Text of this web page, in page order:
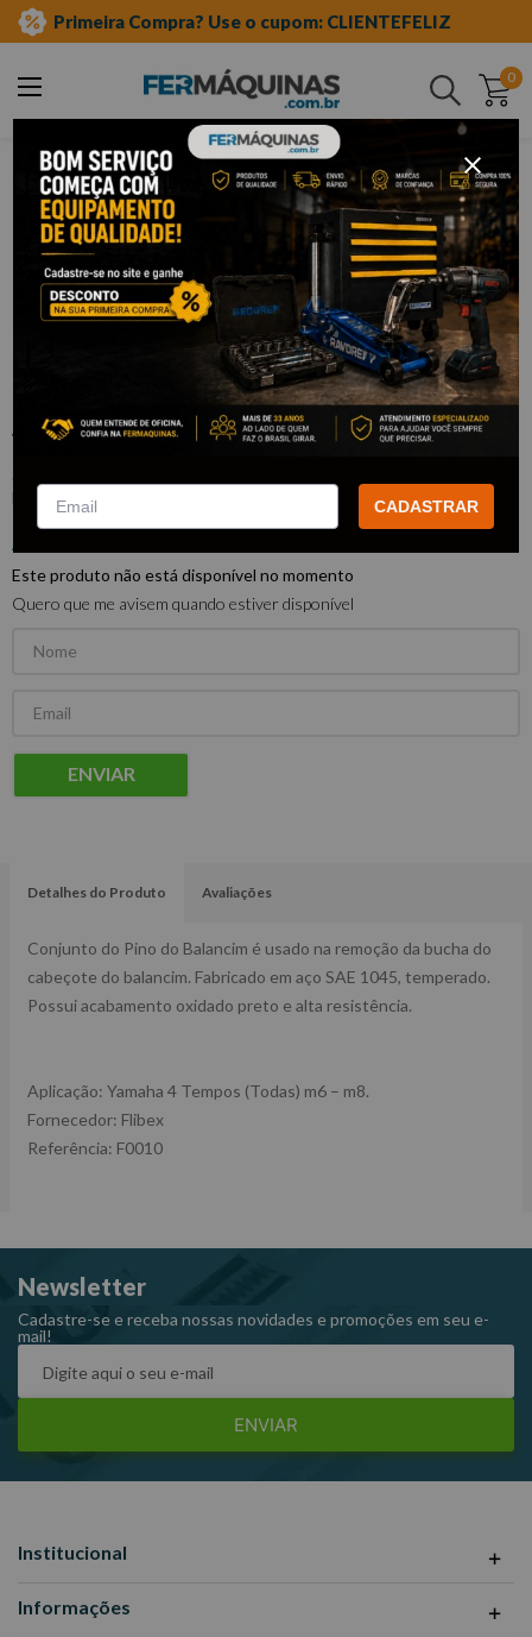
Primeira Compra? Use o cupom: CLIENTEFELIZ
0
Buscar
ferramentas automotivas especiais moto
Conjunto do Pino do Balancim Yamaha
4 Tempos (Todas) - FLIBEX INATIVO
FLIBEX
Este produto não está disponível no momento
Quero que me avisem quando estiver disponível
ENVIAR
Detalhes do Produto Avaliações
Conjunto do Pino do Balancim é usado na remoção da bucha do
cabeçote do balancim. Fabricado em aço SAE 1045, temperado.
Possui acabamento oxidado preto e alta resistência.
Aplicação: Yamaha 4 Tempos (Todas) m6 – m8.
Fornecedor: Flibex
Referência: F0010
Newsletter
Cadastre-se e receba nossas novidades e promoções em seu e-
mail!
ENVIAR
Institucional
Informações
CADASTRAR